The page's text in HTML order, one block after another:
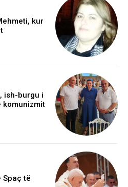
kur
ish-burgu i
komunizmit
Spaç të